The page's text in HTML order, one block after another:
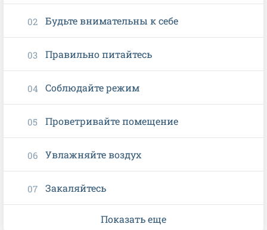
Будьте внимательны к себе
Правильно питайтесь
Соблюдайте режим
Проветривайте помещение
Увлажняйте воздух
Закаляйтесь
Показать еще